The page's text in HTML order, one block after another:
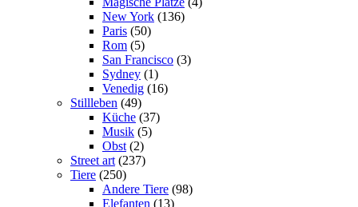
New York (136)
Paris (50)
Rom (5)
San Francisco (3)
Sydney (1)
Venedig (16)
Stillleben (49)
Küche (37)
Musik (5)
Obst (2)
Street art (237)
Tiere (250)
Andere Tiere (98)
Elefanten (13)